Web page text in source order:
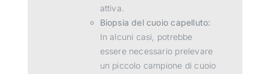
attiva.
Biopsia del cuoio capelluto:
In alcuni casi, potrebbe
essere necessario prelevare
un piccolo campione di cuoio